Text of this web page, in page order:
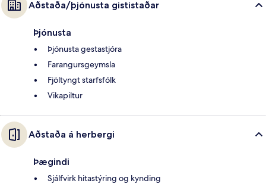
Aðstaða/þjónusta gististaðar
Þjónusta
Þjónusta gestastjóra
Farangursgeymsla
Fjöltyngt starfsfólk
Vikapiltur
Aðstaða á herbergi
Þægindi
Sjálfvirk hitastýring og kynding